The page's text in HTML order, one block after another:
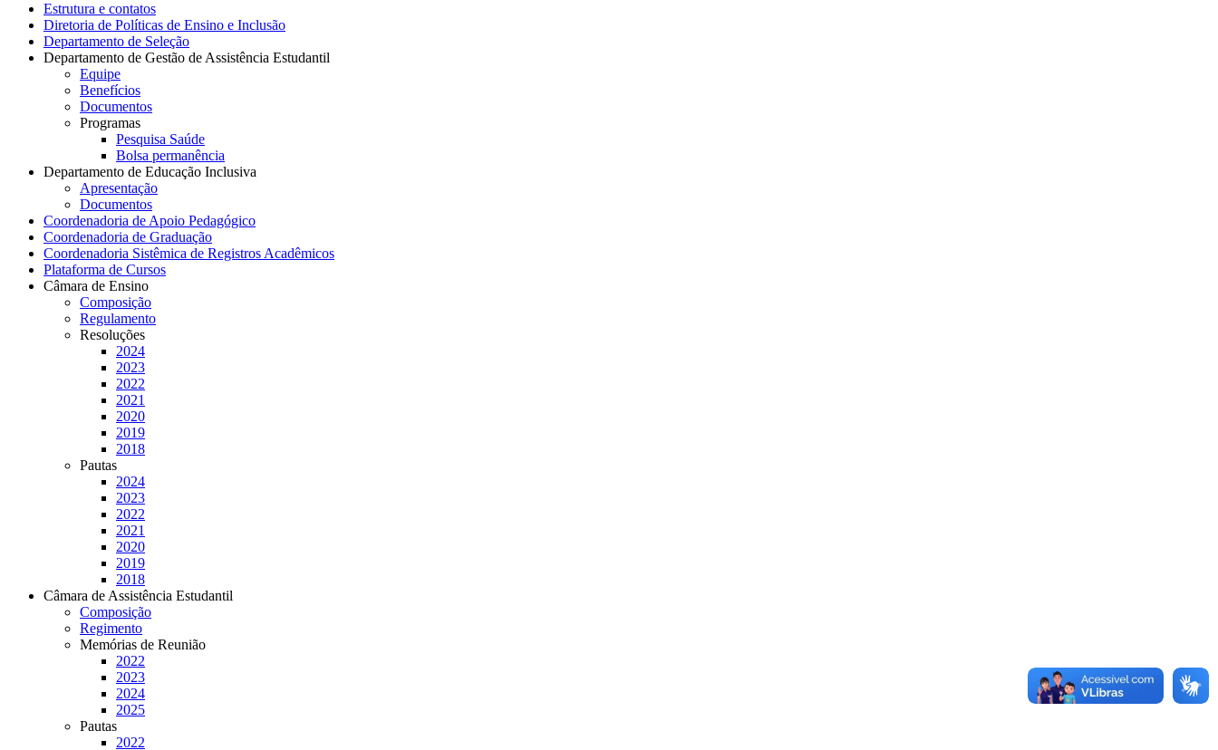
Estrutura e contatos
Diretoria de Políticas de Ensino e Inclusão
Departamento de Seleção
Departamento de Gestão de Assistência Estudantil
Equipe
Benefícios
Documentos
Programas
Pesquisa Saúde
Bolsa permanência
Departamento de Educação Inclusiva
Apresentação
Documentos
Coordenadoria de Apoio Pedagógico
Coordenadoria de Graduação
Coordenadoria Sistêmica de Registros Acadêmicos
Plataforma de Cursos
Câmara de Ensino
Composição
Regulamento
Resoluções
2024
2023
2022
2021
2020
2019
2018
Pautas
2024
2023
2022
2021
2020
2019
2018
Câmara de Assistência Estudantil
Composição
Regimento
Memórias de Reunião
2022
2023
2024
2025
Pautas
2022